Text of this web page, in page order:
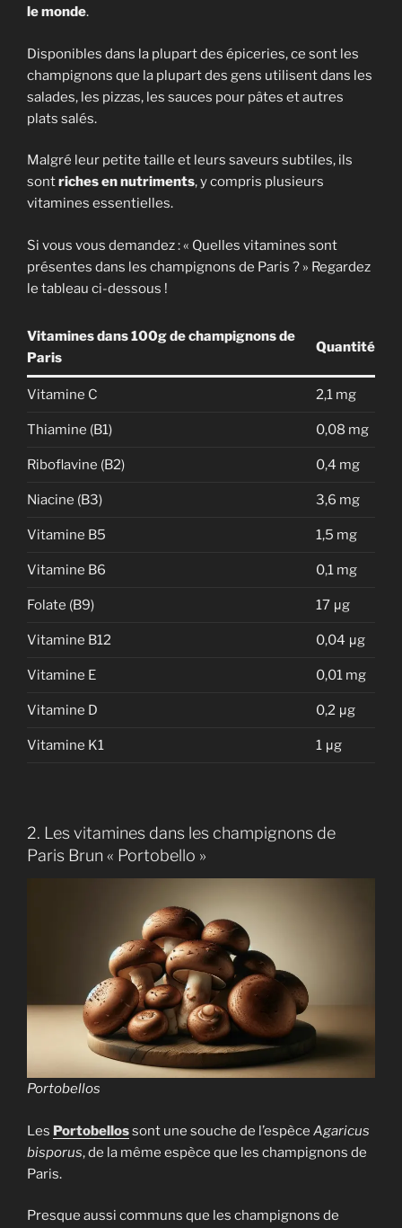
le monde.
Disponibles dans la plupart des épiceries, ce sont les
champignons que la plupart des gens utilisent dans les
salades, les pizzas, les sauces pour pâtes et autres
plats salés.
Malgré leur petite taille et leurs saveurs subtiles, ils
sontriches en nutriments, y compris plusieurs
vitamines essentielles.
Si vous vous demandez : « Quelles vitamines sont
présentes dans les champignons de Paris ? » Regardez
le tableau ci-dessous !
Vitamines dans 100g de champignons de
Paris
Quantité
Vitamine C 2,1 mg
Thiamine (B1) 0,08 mg
Riboflavine (B2) 0,4 mg
Niacine (B3) 3,6 mg
Vitamine B5 1,5 mg
Vitamine B6 0,1 mg
Folate (B9) 17 μg
Vitamine B12 0,04 μg
Vitamine E 0,01 mg
Vitamine D 0,2 μg
Vitamine K1 1 μg
2. Les vitamines dans les champignons de
Paris Brun « Portobello »
Portobellos
Les Portobellossont une souche de l’espèce Agaricus
bisporus, de la même espèce que les champignons de
Paris.
Presque aussi communs que les champignons de